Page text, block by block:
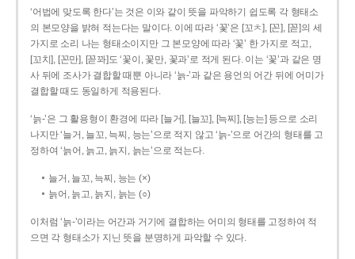
‘어법에 맞도록 한다’는 것은 이와 같이 뜻을 파악하기 쉽도록 각 형태소
의 본모양을 밝혀 적는다는 말이다. 이에 따라 ‘꽃’은 [꼬ㅊ], [꼰], [꼳]의 세
가지로 소리 나는 형태소이지만 그 본모양에 따라 ‘꽃’ 한 가지로 적고,
[꼬치], [꼰만], [꼳꽈]도 ‘꽃이, 꽃만, 꽃과’로 적게 된다. 이는 ‘꽃’과 같은 명
사 뒤에 조사가 결합할 때뿐 아니라 ‘늙-’과 같은 용언의 어간 뒤에 어미가
결합할 때도 동일하게 적용된다.
‘늙-’은 그 활용형이 환경에 따라 [늘거], [늘꼬], [늑찌], [능는] 등으로 소리
나지만 ‘늘거, 늘꼬, 늑찌, 능는’으로 적지 않고 ‘늙-’으로 어간의 형태를 고
정하여 ‘늙어, 늙고, 늙지, 늙는’으로 적는다.
늘거, 늘꼬, 늑찌, 능는 (×)
늙어, 늙고, 늙지, 늙는 (○)
이처럼 ‘늙-­’이라는 어간과 거기에 결합하는 어미의 형태를 고정하여 적
으면 각 형태소가 지닌 뜻을 분명하게 파악할 수 있다.